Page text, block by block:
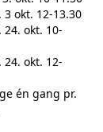
okt. 12-13.30
okt. 10-
okt. 12-
én gang pr.